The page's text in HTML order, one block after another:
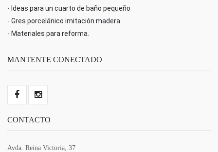
- Ideas para un cuarto de baño pequeño
- Gres porcelánico imitación madera
- Materiales para reforma.
MANTENTE CONECTADO
CONTACTO
Avda. Reina Victoria, 37